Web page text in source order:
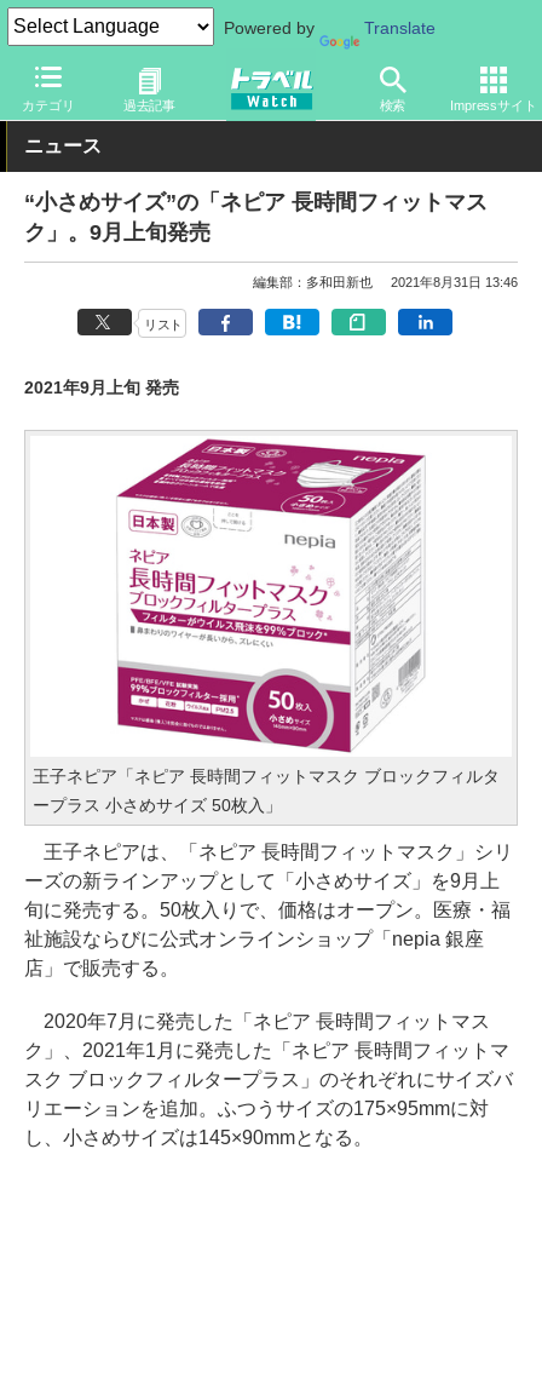
Powered by Translate
カテゴリ 過去記事 検索 Impressサイト
トラベル Watch 旅のアイテム 旅行グッズ その他
ニュース
“小さめサイズ”の「ネピア 長時間フィットマス
ク」。9月上旬発売
編集部：多和田新也 2021年8月31日 13:46
リスト
2021年9月上旬 発売
王子ネピア「ネピア 長時間フィットマスク ブロックフィルタ
ープラス 小さめサイズ 50枚入」
王子ネピアは、「ネピア 長時間フィットマスク」シリ
ーズの新ラインアップとして「小さめサイズ」を9月上
旬に発売する。50枚入りで、価格はオープン。医療・福
祉施設ならびに公式オンラインショップ「nepia 銀座
店」で販売する。
2020年7月に発売した「ネピア 長時間フィットマス
ク」、2021年1月に発売した「ネピア 長時間フィットマ
スク ブロックフィルタープラス」のそれぞれにサイズバ
リエーションを追加。ふつうサイズの175×95mmに対
し、小さめサイズは145×90mmとなる。